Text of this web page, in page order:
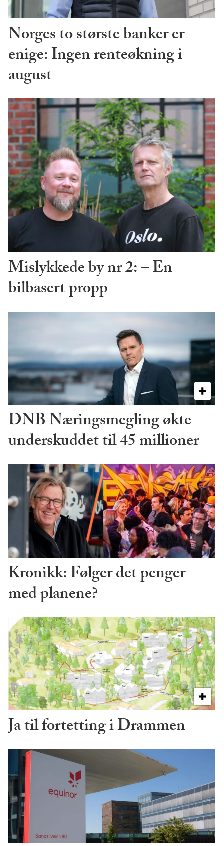
Norges to største banker er
enige: Ingen renteøkning i
august
Mislykkede by nr 2: – En
bilbasert propp
DNB Næringsmegling økte
underskuddet til 45 millioner
Kronikk: Følger det penger
med planene?
Ja til fortetting i Drammen